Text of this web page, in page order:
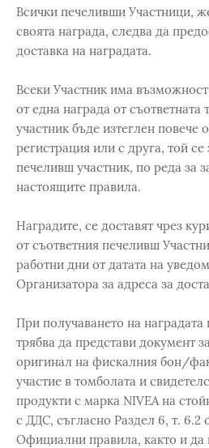
Всички печеливши Участници,
своята награда, следва да
доставка на наградата.
Всеки Участник има
от една награда от съответната
участник бъде изтеглен повече
регистрация или с друга, той се
печеливш участник, по реда за
настоящите правила.
Наградите, се доставят чрез
от съответния печеливш
работни дни от датата на
Организатора за адреса за
При получаването на
трябва да представи документ
оригинал на фискалния бон/
участие в томболата и
продукти с марка NIVEA на
с ДДС, съгласно Раздел 6, т. 6.2
Официални правила, както и да